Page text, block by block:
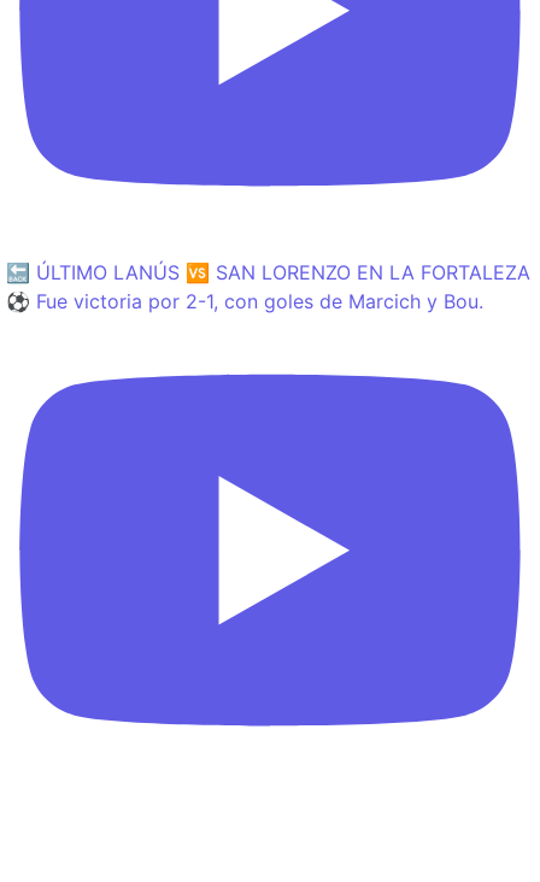
🔙 ÚLTIMO LANÚS 🆚 SAN LORENZO EN LA FORTALEZA
⚽️ Fue victoria por 2-1, con goles de Marcich y Bou.